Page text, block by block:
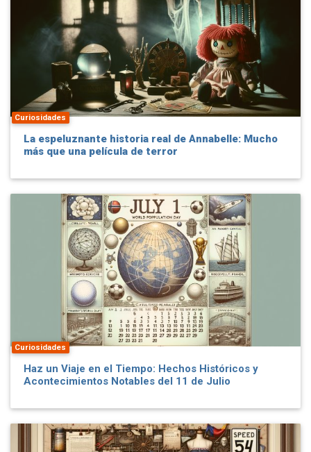
Curiosidades
La espeluznante historia real de Annabelle: Mucho
más que una película de terror
Curiosidades
Haz un Viaje en el Tiempo: Hechos Históricos y
Acontecimientos Notables del 11 de Julio